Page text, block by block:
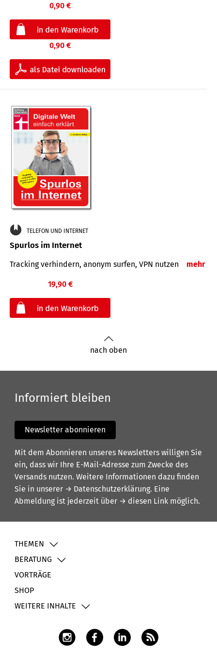
0,90 €
0,90 €
TELEFON UND INTERNET
Spurlos im Internet
Tracking verhindern, anonym surfen, VPN nutzen mehr
19,90 €
nach oben
Informiert bleiben
Newsletter abonnieren
Mit dem Abonnieren unseres Newsletters willigen Sie
ein, dass wir Ihre E-Mail-Adresse zum Zwecke des
Versands nutzen. Weitere Informationen dazu finden
Sie in unserer → Datenschutzerklärung. Eine
Abmeldung ist jederzeit über → diesen Link möglich.
THEMEN
BERATUNG
VORTRÄGE
SHOP
WEITERE INHALTE